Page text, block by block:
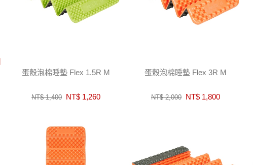
蛋殼泡棉睡墊 Flex 1.5R M
NT$ 1,400 NT$ 1,260
蛋殼泡棉睡墊 Flex 3R M
NT$ 2,000 NT$ 1,800